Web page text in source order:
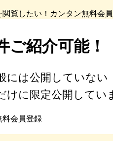
ご紹介可能！
には公開していない
けに限定公開してい